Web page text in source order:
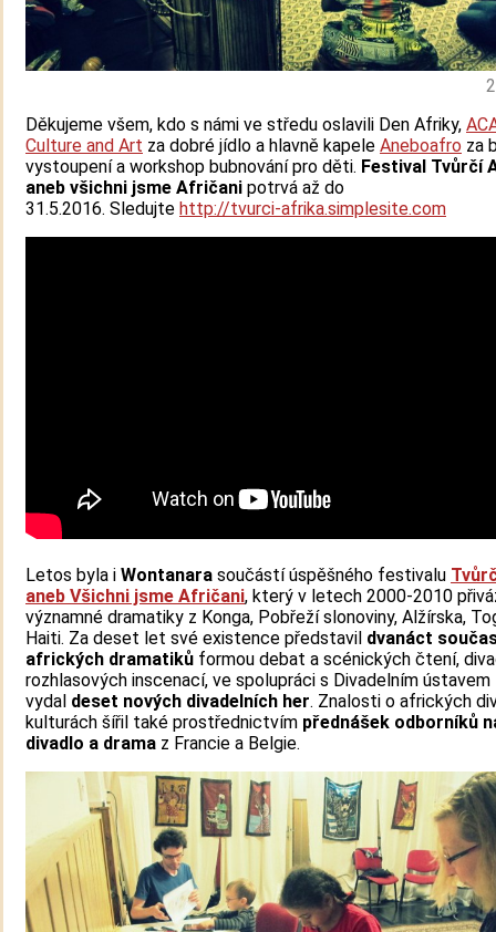
Děkujeme všem, kdo s námi ve středu oslavili Den Afriky,
Culture and Art za dobré jídlo a hlavně kapele Aneboafro za
vystoupení a workshop bubnování pro děti. Festival Tvůrčí
aneb všichni jsme Afričani potrvá až do
31.5.2016. Sledujte http://tvurci-afrika.simplesite.com
Letos byla i Wontanara součástí úspěšného festivalu
aneb Všichni jsme Afričani, který v letech 2000-2010
významné dramatiky z Konga, Pobřeží slonoviny, Alžírska,
Haiti. Za deset let své existence představil dvanáct
afrických dramatiků formou debat a scénických čtení,
rozhlasových inscenací, ve spolupráci s Divadelním ústavem
vydal deset nových divadelních her. Znalosti o afrických
kulturách šířil také prostřednictvím přednášek odborníků
divadlo a drama z Francie a Belgie.